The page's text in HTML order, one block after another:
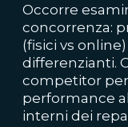
Occorre
concorrenza:
(fisici vs
differenzianti.
competitor
performance
interni dei